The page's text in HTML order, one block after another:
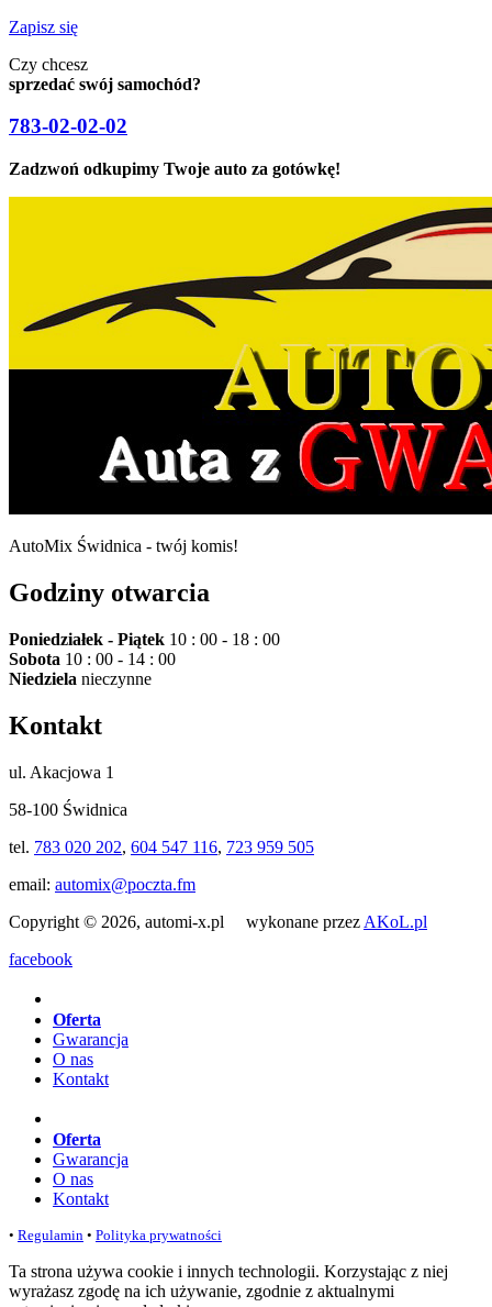
Zapisz się
Czy chcesz
sprzedać swój samochód?
783-02-02-02
Zadzwoń odkupimy Twoje auto za gotówkę!
AutoMix Świdnica - twój komis!
Godziny otwarcia
Poniedziałek - Piątek 10 : 00 - 18 : 00
Sobota 10 : 00 - 14 : 00
Niedziela nieczynne
Kontakt
ul. Akacjowa 1
58-100 Świdnica
tel. 783 020 202, 604 547 116, 723 959 505
email: automix@poczta.fm
Copyright © 2026, automi-x.pl wykonane przez AKoL.pl
facebook
Oferta
Gwarancja
O nas
Kontakt
Oferta
Gwarancja
O nas
Kontakt
• Regulamin • Polityka prywatności
Ta strona używa cookie i innych technologii. Korzystając z niej
wyrażasz zgodę na ich używanie, zgodnie z aktualnymi